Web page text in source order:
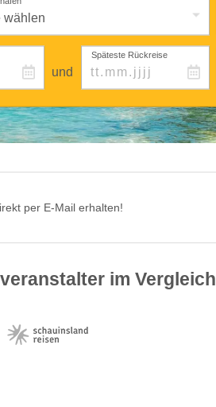
und
Späteste Rückreise
per E-Mail erhalten!
im Vergleich